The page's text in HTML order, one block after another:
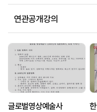
연관공개강의
글로벌영상예술사